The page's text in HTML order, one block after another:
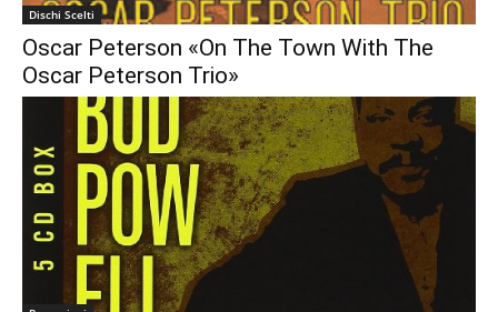
Dischi Scelti
Oscar Peterson «On The Town With The
Oscar Peterson Trio»